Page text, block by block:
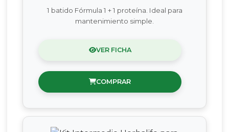
1 batido Fórmula 1 + 1 proteína. Ideal para
mantenimiento simple.
VER FICHA
COMPRAR